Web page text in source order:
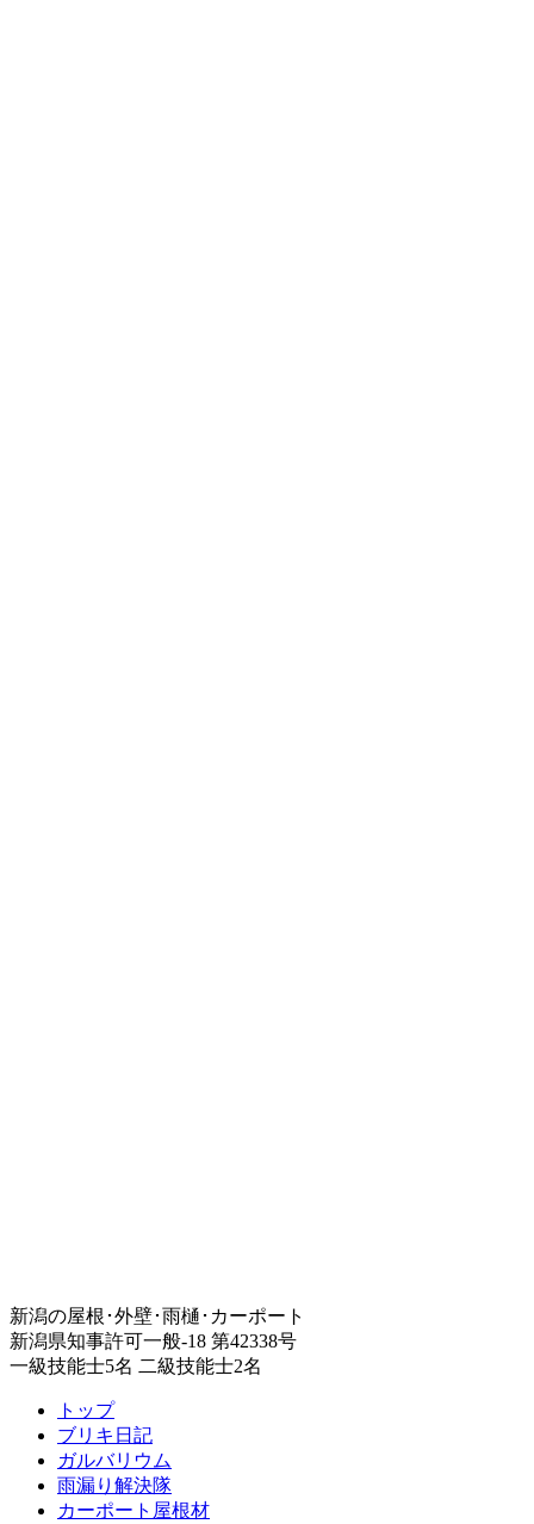
新潟の屋根･外壁･雨樋･カーポート
新潟県知事許可一般-18 第42338号
一級技能士5名 二級技能士2名
トップ
ブリキ日記
ガルバリウム
雨漏り解決隊
カーポート屋根材